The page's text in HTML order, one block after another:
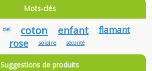
Mots-clés
ciel coton enfant flamant
rose solaire sécurité
Suggestions de produits